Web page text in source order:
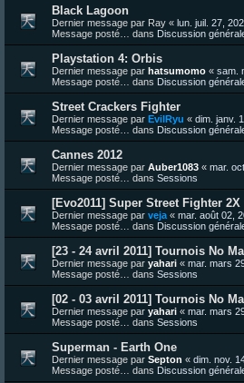
Black Lagoon
Dernier message par Ray « lun. juil. 27,
Message posté… dans Discussion
Playstation 4: Orbis
Dernier message par hatsumomo « sam.
Message posté… dans Discussion
Street Crackers Fighter
Dernier message par EvilRyu « dim. janv.
Message posté… dans Discussion
Cannes 2012
Dernier message par Auber1083 « mar.
Message posté… dans Sessions
[Evo2011] Super Street Fighter 2X
Dernier message par veja « mar. août 02,
Message posté… dans Discussion
[23 - 24 avril 2011] Tournois No
Dernier message par yahari « mar. mars
Message posté… dans Sessions
[02 - 03 avril 2011] Tournois No
Dernier message par yahari « mar. mars
Message posté… dans Sessions
Superman - Earth One
Dernier message par Septon « dim. nov.
Message posté… dans Discussion